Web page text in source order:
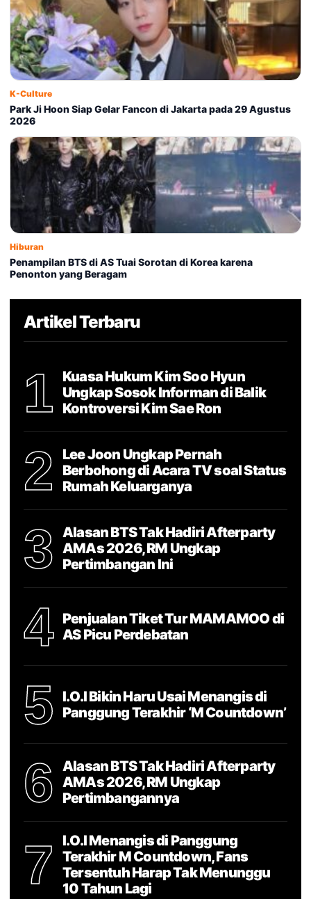
K-Culture
Park Ji Hoon Siap Gelar Fancon di Jakarta pada 29 Agustus
2026
Hiburan
Penampilan BTS di AS Tuai Sorotan di Korea karena
Penonton yang Beragam
Artikel Terbaru
1
Kuasa Hukum Kim Soo Hyun
Ungkap Sosok Informan di Balik
Kontroversi Kim Sae Ron
2
Lee Joon Ungkap Pernah
Berbohong di Acara TV soal Status
Rumah Keluarganya
3
Alasan BTS Tak Hadiri Afterparty
AMAs 2026, RM Ungkap
Pertimbangan Ini
4
Penjualan Tiket Tur MAMAMOO di
AS Picu Perdebatan
5
I.O.I Bikin Haru Usai Menangis di
Panggung Terakhir ‘M Countdown’
6
Alasan BTS Tak Hadiri Afterparty
AMAs 2026, RM Ungkap
Pertimbangannya
7
I.O.I Menangis di Panggung
Terakhir M Countdown, Fans
Tersentuh Harap Tak Menunggu
10 Tahun Lagi